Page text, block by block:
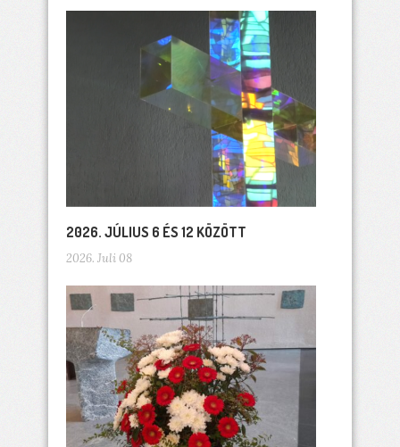
2026. JÚLIUS 6 ÉS 12 KÖZÖTT
2026. Juli 08